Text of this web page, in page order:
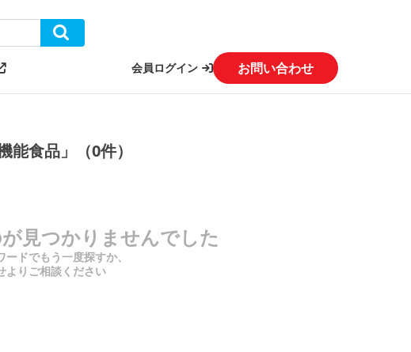
会員ログイン お問い合わせ
食品」（0件）
見つかりませんでした
ドでもう一度探すか、
よりご相談ください